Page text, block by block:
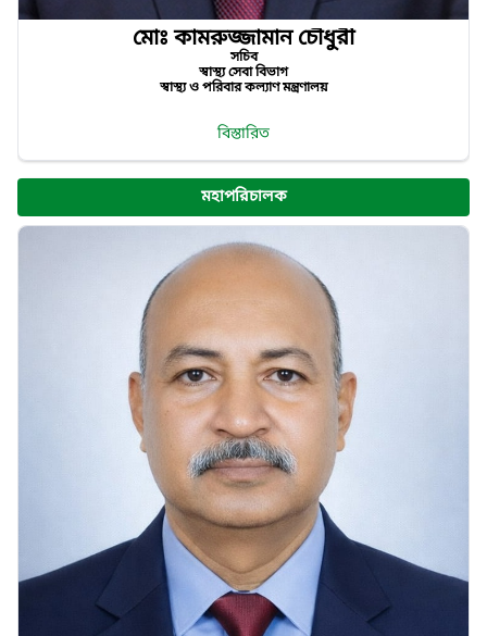
মোঃ কামরুজ্জামান চৌধুরী
সচিব
স্বাস্থ্য সেবা বিভাগ
স্বাস্থ্য ও পরিবার কল্যাণ মন্ত্রণালয়
বিস্তারিত
মহাপরিচালক